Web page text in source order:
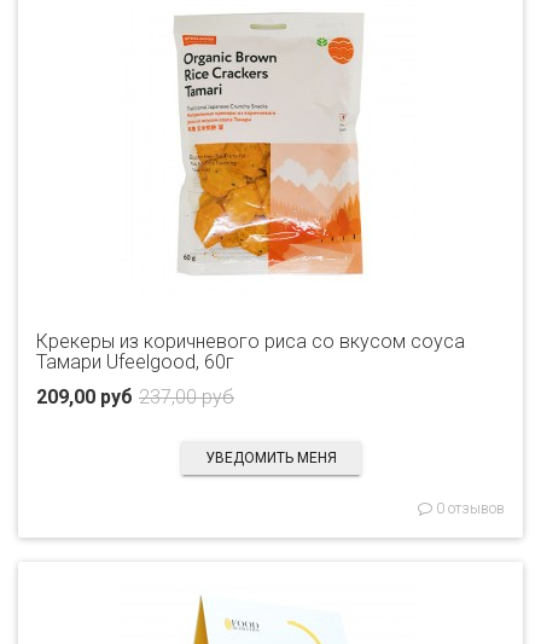
Крекеры из коричневого риса со вкусом соуса
Тамари Ufeelgood, 60г
237,00 руб
209,00 руб
УВЕДОМИТЬ МЕНЯ
0 отзывов